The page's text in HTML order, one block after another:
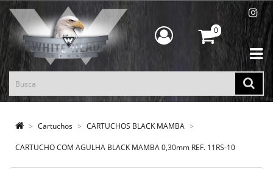
0
Cartuchos CARTUCHOS BLACK MAMBA
CARTUCHO COM AGULHA BLACK MAMBA 0,30mm REF. 11RS-10